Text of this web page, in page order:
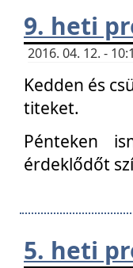
9. heti
2016. 04. 12. -
Kedden és
titeket.
Pénteken
érdeklődőt
5. heti